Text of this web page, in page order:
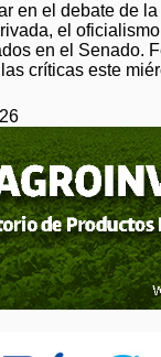
en el debate de
el
en el Senado.
críticas este